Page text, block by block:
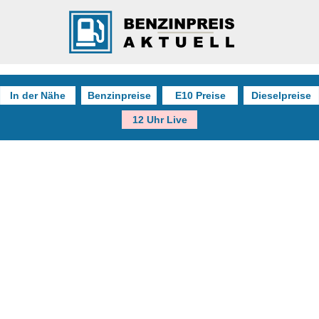
In der Nähe Benzinpreise E10 Preise Dieselpreise
12 Uhr Live